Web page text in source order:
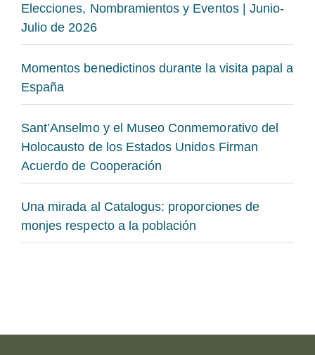
Elecciones, Nombramientos y Eventos | Junio-
Julio de 2026
Momentos benedictinos durante la visita papal a
España
Sant’Anselmo y el Museo Conmemorativo del
Holocausto de los Estados Unidos Firman
Acuerdo de Cooperación
Una mirada al Catalogus: proporciones de
monjes respecto a la población